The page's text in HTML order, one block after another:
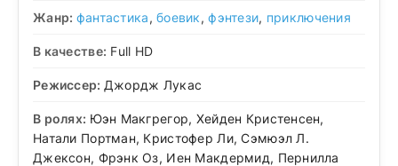
Жанр: фантастика,боевик,фэнтези, приключения
В качестве: Full HD
Режиссер: Джордж Лукас
В ролях: Юэн Макгрегор, Хейден Кристенсен,
Натали Портман, Кристофер Ли, Сэмюэл Л.
Джексон, Фрэнк Оз, Иен Макдермид, Пернилла